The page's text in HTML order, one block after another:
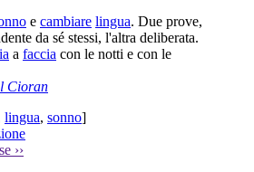
e cambiare lingua. Due prove,
da sé stessi, l'altra deliberata.
a faccia con le notti e con le
Cioran
lingua, sonno]
››